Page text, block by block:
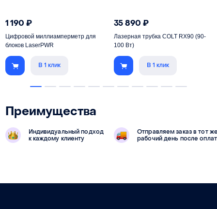
1 190₽
Цифровой миллиамперметр для
блоков LaserPWR
В 1 клик
35 890 ₽
Лазерная трубка COLT RX90 (90-
100 Вт)
В 1 клик
Преимущества
Индивидуальный подход
к каждому клиенту
Отправляем заказ в тот
рабочий день после